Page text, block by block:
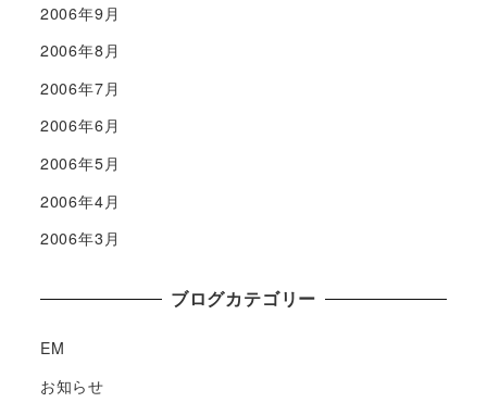
2006年9月
2006年8月
2006年7月
2006年6月
2006年5月
2006年4月
2006年3月
ブログカテゴリー
EM
お知らせ